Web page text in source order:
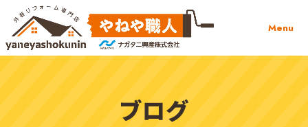
Menu
ブログ